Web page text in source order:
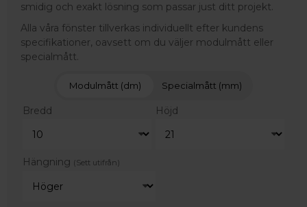
smidig och exakt lösning som passar just ditt projekt.
Alla våra fönster tillverkas individuellt efter kundens
specifikationer, oavsett om du väljer modulmått eller
specialmått.
Modulmått (dm) Specialmått (mm)
Bredd Höjd
Hängning (Sett utifrån)